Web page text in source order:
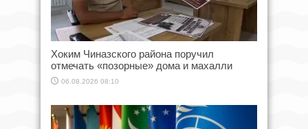
Хоким Чиназского района поручил
отмечать «позорные» дома и махалли
06.08.2026 08:10